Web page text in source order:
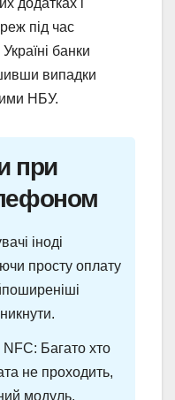
під час
банки
випадки
НБУ.
при
іноді
просту оплату
NFC: Багато хто
не проходить,
модуль.